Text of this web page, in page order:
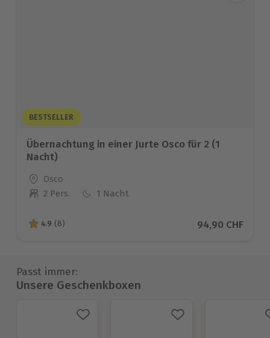
BESTSELLER
Übernachtung in einer Jurte Osco für 2 (1
Nacht)
Standort
Osco
Anzahl der Teilnehmer
2 Pers. 1 Nacht
4.9 von 5 Sternen basierend auf 8 Bewertungen
4.9 (8) Aktueller Preis
94,90 CHF
Passt immer:
Unsere Geschenkboxen